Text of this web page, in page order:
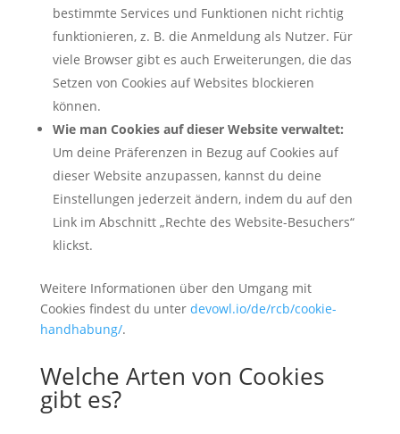
bestimmte Services und Funktionen nicht richtig
funktionieren, z. B. die Anmeldung als Nutzer. Für
viele Browser gibt es auch Erweiterungen, die das
Setzen von Cookies auf Websites blockieren
können.
Wie man Cookies auf dieser Website verwaltet:
Um deine Präferenzen in Bezug auf Cookies auf
dieser Website anzupassen, kannst du deine
Einstellungen jederzeit ändern, indem du auf den
Link im Abschnitt „Rechte des Website-Besuchers“
klickst.
Weitere Informationen über den Umgang mit
Cookies findest du unter devowl.io/de/rcb/cookie-
handhabung/.
Welche Arten von Cookies
gibt es?